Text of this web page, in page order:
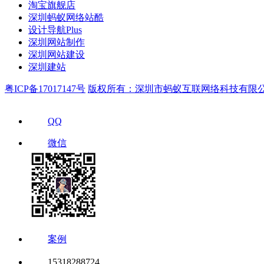
淘宝旗舰店
深圳蚂蚁网络站酷
设计导航Plus
深圳网站制作
深圳网站建设
深圳建站
粤ICP备17017147号 版权所有：深圳市蚂蚁互联网络科技有限
QQ
微信
案例